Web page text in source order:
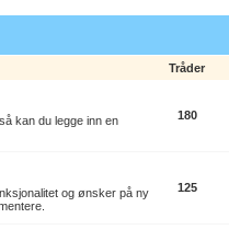
Tråder
kan du legge inn en
180
og ønsker på ny
125